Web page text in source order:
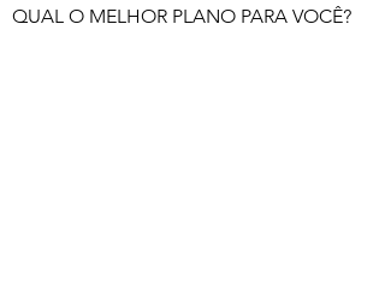
QUAL O MELHOR PLANO PARA VOCÊ?